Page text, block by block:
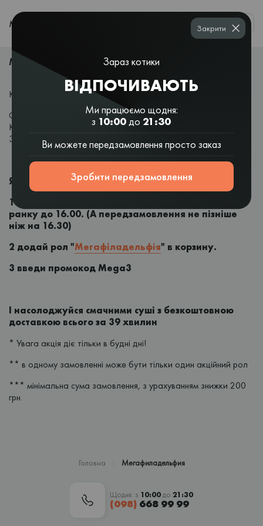
МЕНЮ 0
МЕГАФИЛАДЕЛЬФИЯ
Кожен будній день з 10 ранку до 16.00 вечора.
Оформляй замовлення в додатку Kotosushi або на сайті
Kotosushi.com.ua і отримуй рол "Мегафіладельфія
39 грн.
Як це працює?
1 кожен будній день, оформи замовлення з 10
ранку до 16.00. (А передзамовлення не пізніше
ніж на 16.30)
2 додай рол "Мегафіладельфія" в корзину.
3 введи промокод Mega3
І насолоджуйся смачними суші з безкоштовною
доставкою всього за 39 хвилин
* Увага акція діє тільки в будні дні!
** в одному замовленні може бути тільки один акційний рол
*** мінімальна сума замовлення, з урахуванням знижки 200
грн.
Головна Мегафиладельфия
Щодня: з 10:00до 21:30
(098) 668 99 99
Зараз котики
ВІДПОЧИВАЮТЬ
Ми працюємо щодня:
з 10:00до 21:30
Ви можете передзамовлення просто заказ
Зробити передзамовлення
Закрити